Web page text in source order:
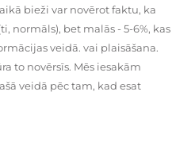
bieži var novērot faktu, ka
normāls), bet malās - 5-6%, kas
veidā. vai plaisāšana.
to novērsīs. Mēs iesakām
veidā pēc tam, kad esat